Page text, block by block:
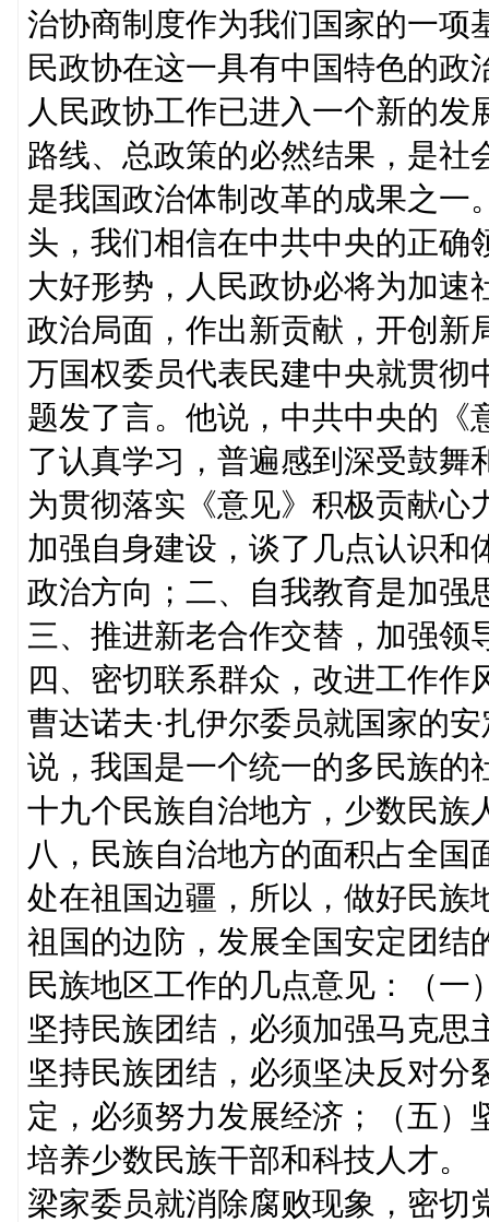
治协商制度作为我们国家的一项
民政协在这一具有中国特色的
人民政协工作已进入一个新的
路线、总政策的必然结果，是社
是我国政治体制改革的成果之一
头，我们相信在中共中央的正确
大好形势，人民政协必将为加速
政治局面，作出新贡献，开创新
万国权委员代表民建中央就贯彻
题发了言。他说，中共中央的《
了认真学习，普遍感到深受鼓舞
为贯彻落实《意见》积极贡献心
加强自身建设，谈了几点认识和
政治方向；二、自我教育是加强
三、推进新老合作交替，加强领
四、密切联系群众，改进工作作
曹达诺夫·扎伊尔委员就国家的
说，我国是一个统一的多民族的
十九个民族自治地方，少数民族
八，民族自治地方的面积占全
处在祖国边疆，所以，做好民族
祖国的边防，发展全国安定团结
民族地区工作的几点意见：（
坚持民族团结，必须加强马克思
坚持民族团结，必须坚决反对分
定，必须努力发展经济；（五）
培养少数民族干部和科技人才。
梁家委员就消除腐败现象，密切